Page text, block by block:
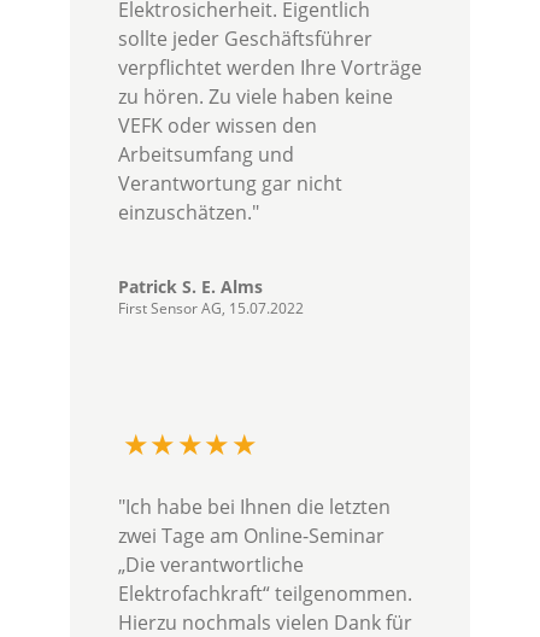
Elektrosicherheit. Eigentlich
sollte jeder Geschäftsführer
verpflichtet werden Ihre Vorträge
zu hören. Zu viele haben keine
VEFK oder wissen den
Arbeitsumfang und
Verantwortung gar nicht
einzuschätzen."
Patrick S. E. Alms
First Sensor AG, 15.07.2022
"Ich habe bei Ihnen die letzten
zwei Tage am Online-Seminar
„Die verantwortliche
Elektrofachkraft“ teilgenommen.
Hierzu nochmals vielen Dank für